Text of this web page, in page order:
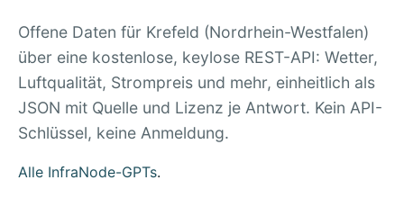
Offene Daten für Krefeld (Nordrhein-Westfalen)
über eine kostenlose, keylose REST-API: Wetter,
Luftqualität, Strompreis und mehr, einheitlich als
JSON mit Quelle und Lizenz je Antwort. Kein API-
Schlüssel, keine Anmeldung.
Alle InfraNode-GPTs.